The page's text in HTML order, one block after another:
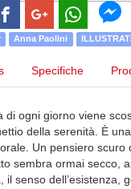
Anna Paolini ILLUSTRATI
Specifiche
di ogni giorno viene
della serenità. È
Un pensiero scuro
sembra ormai secco,
il senso dell’esistenza,